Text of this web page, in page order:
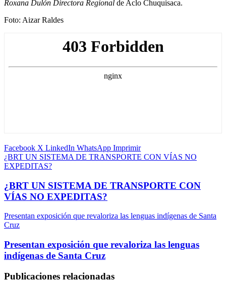
Roxana Dulón Directora Regional de Aclo Chuquisaca.
Foto: Aizar Raldes
Facebook X LinkedIn WhatsApp Imprimir
¿BRT UN SISTEMA DE TRANSPORTE CON VÍAS NO
EXPEDITAS?
¿BRT UN SISTEMA DE TRANSPORTE CON
VÍAS NO EXPEDITAS?
Presentan exposición que revaloriza las lenguas indígenas de Santa
Cruz
Presentan exposición que revaloriza las lenguas
indígenas de Santa Cruz
Publicaciones relacionadas